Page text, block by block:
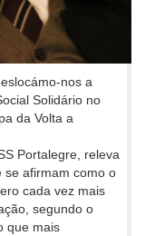
nos a
Solidário no
da Volta a
Portalegre, releva
se afirmam como o
cada vez mais
segundo o
que mais